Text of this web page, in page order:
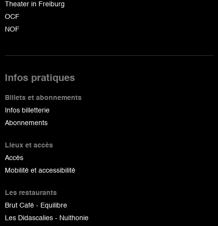
Theater in Freiburg
OCF
NOF
Infos pratiques
Billets et abonnements
Infos billetterie
Abonnements
Lieux et accès
Accès
Mobilité et accessibilité
Les restaurants
Brut Café - Equilibre
Les Didascalies - Nuithonie